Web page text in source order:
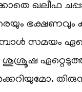
ഖലീഫ
ഭക്ഷണവും
സമയം